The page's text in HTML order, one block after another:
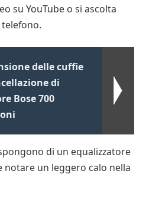
su YouTube o si ascolta
delle cuffie
di
Bose 700
di un equalizzatore
notare un leggero calo nella